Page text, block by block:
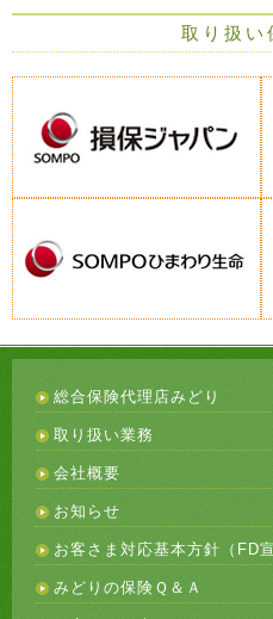
取り扱い
総合保険代理店みどり
取り扱い業務
会社概要
お知らせ
お客さま対応基本方針（FD宣
みどりの保険Ｑ＆Ａ